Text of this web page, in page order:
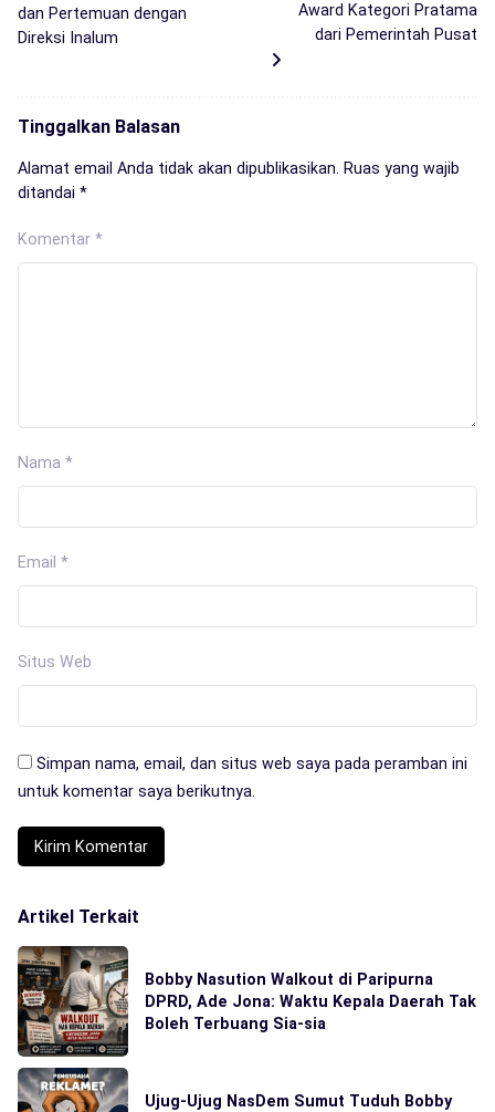
dan Pertemuan dengan
Direksi Inalum
Award Kategori Pratama
dari Pemerintah Pusat
Tinggalkan Balasan
Alamat email Anda tidak akan dipublikasikan.
Ruas yang wajib
ditandai *
Komentar *
Nama *
Email *
Situs Web
Simpan nama, email, dan situs web saya pada peramban ini
untuk komentar saya berikutnya.
Artikel Terkait
Bobby Nasution Walkout di Paripurna
DPRD, Ade Jona: Waktu Kepala Daerah Tak
Boleh Terbuang Sia-sia
Ujug-Ujug NasDem Sumut Tuduh Bobby